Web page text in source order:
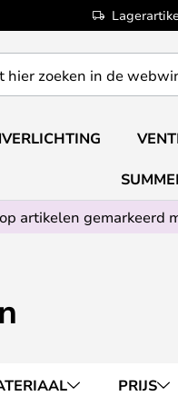
op artikelen gemarkeerd
PRIJS